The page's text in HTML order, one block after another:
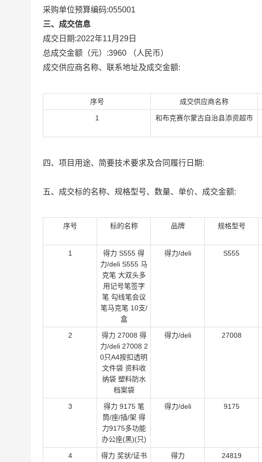
采购单位预算编码:055001
三、成交信息
成交日期:2022年11月29日
总成交金额（元）:3960 （人民币）
成交供应商名称、联系地址及成交金额:
序号 成交供应商名称
1 和布克赛尔蒙古自治县添资超市
四、项目用途、简要技术要求及合同履行日期:
五、成交标的名称、规格型号、数量、单价、成交金额:
序号 标的名称 品牌 规格型号
1
得力 S555 得
力/deli S555 马
克笔 大双头多
用记号笔签字
笔 勾线笔会议
笔马克笔 10支/
盒
得力/deli S555
2
得力 27008 得
力/deli 27008 2
0只A4按扣透明
文件袋 资料收
纳袋 塑料防水
档案袋
得力/deli 27008
3
得力 9175 笔
筒/座/插/架 得
力9175多功能
办公座(黑)(只)
得力/deli 9175
4
得力 奖状/证书
得力 24819